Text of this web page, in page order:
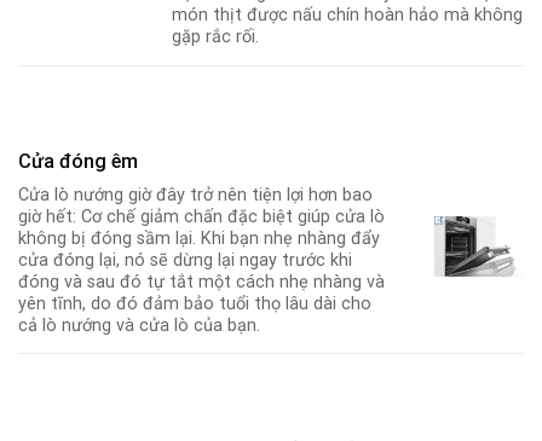
món thịt được nấu chín hoàn hảo mà không
gặp rắc rối.
Cửa đóng êm
Cửa lò nướng giờ đây trở nên tiện lợi hơn bao
giờ hết: Cơ chế giảm chấn đặc biệt giúp cửa lò
không bị đóng sầm lại. Khi bạn nhẹ nhàng đẩy
cửa đóng lại, nó sẽ dừng lại ngay trước khi
đóng và sau đó tự tắt một cách nhẹ nhàng và
yên tĩnh, do đó đảm bảo tuổi thọ lâu dài cho
cả lò nướng và cửa lò của bạn.